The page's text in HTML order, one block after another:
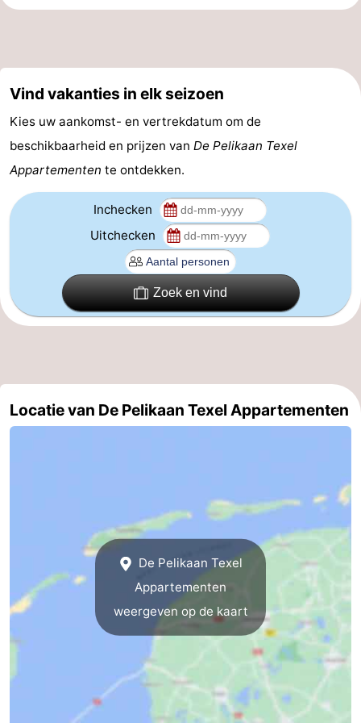
Musea
-
Kerken
-
Molens
-
Rondvaarten
-
Speeltuinen
-
Minigolfbanen
Natuur
Zwembaden
Fietsen
-
Wandelen
-
Paardrijden
-
Vind vakanties in elk seizoen
Kies uw aankomst- en vertrekdatum om de
beschikbaarheid en prijzen van De Pelikaan Texel
Appartementen te ontdekken.
Inchecken
Uitchecken
Zoek en vind
Locatie van De Pelikaan Texel Appartementen
De Pelikaan Texel
Appartementen
weergeven op de kaart